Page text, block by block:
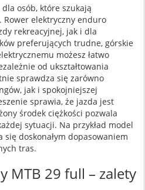
osób, które szukają
elektryczny enduro
rekreacyjnej, jak i dla
preferujących trudne, górskie
możesz łatwo
od ukształtowania
sprawdza się zarówno
jak i spokojniejszej
sprawia, że jazda jest
środek ciężkości pozwala
sytuacji. Na przykład model
się doskonałym dopasowaniem
tras.
MTB 29 full – zalety